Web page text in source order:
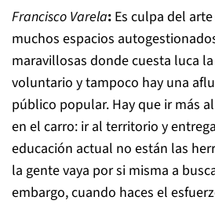
Francisco Varela: Es culpa del
muchos espacios
maravillosas donde cuesta luca
voluntario y tampoco hay una
público popular. Hay que ir más
en el carro: ir al territorio y
educación actual no están las
la gente vaya por si misma a
embargo, cuando haces el